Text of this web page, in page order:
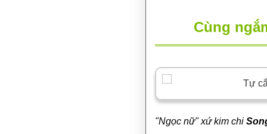
Cùng
"Ngọc nữ" xứ kim chi